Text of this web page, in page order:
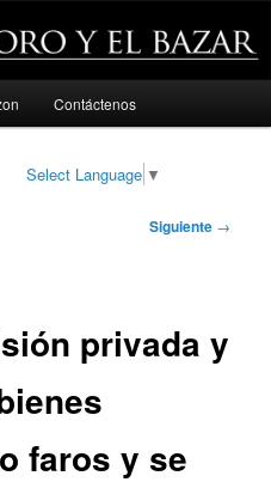
Contáctenos
Select Language ▼
Siguiente →
privada y
faros y se